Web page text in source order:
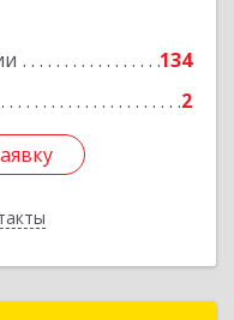
134
2